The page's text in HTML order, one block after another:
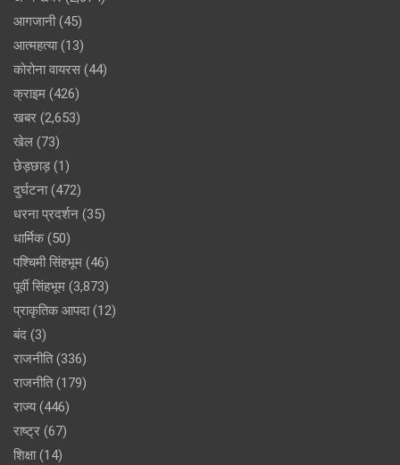
आगजानी(45)
आत्महत्या(13)
कोरोना वायरस (44)
क्राइम (426)
खबर (2,653)
खेल (73)
छेड़छाड़(1)
दुर्घटना(472)
धरना प्रदर्शन (35)
धार्मिक(50)
पश्चिमी सिंहभूम (46)
पूर्वी सिंहभूम (3,873)
प्राकृतिक आपदा(12)
बंद (3)
राजनीति(336)
राजनीति(179)
राज्य(446)
राष्ट्र (67)
शिक्षा(14)